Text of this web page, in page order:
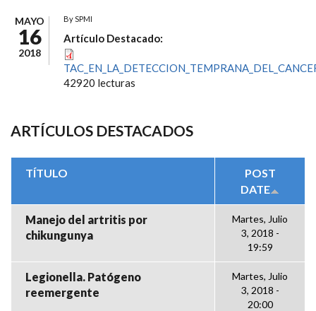
MAYO
16
2018
BySPMI
Artículo Destacado:
42920 lecturas
ARTÍCULOS DESTACADOS
TÍTULO
POST
DATE
Manejo del artritis por
chikungunya
Martes, Julio
3, 2018 -
19:59
Legionella. Patógeno
reemergente
Martes, Julio
3, 2018 -
20:00